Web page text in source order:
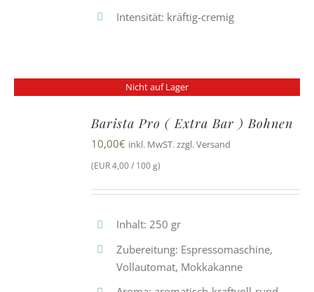
Intensität: kräftig-cremig
Nicht auf Lager
Barista Pro ( Extra Bar ) Bohnen
10,00€ inkl. MwST. zzgl. Versand
(EUR 4,00 / 100 g)
Inhalt: 250 gr
Zubereitung: Espressomaschine,
Vollautomat, Mokkakanne